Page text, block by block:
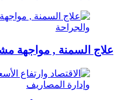
علاج السمنة , مواجهة